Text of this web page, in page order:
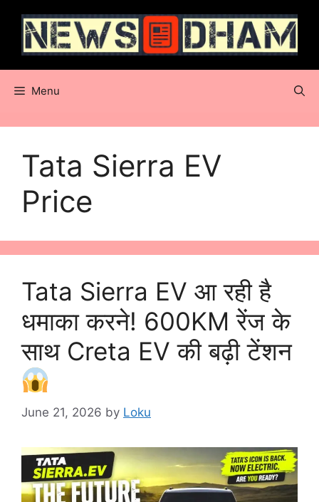
content
Menu
Tata Sierra EV
Price
Tata Sierra EV आ रही है
धमाका करने! 600KM रेंज के
साथ Creta EV की बढ़ी टेंशन
June 21, 2026 by Loku